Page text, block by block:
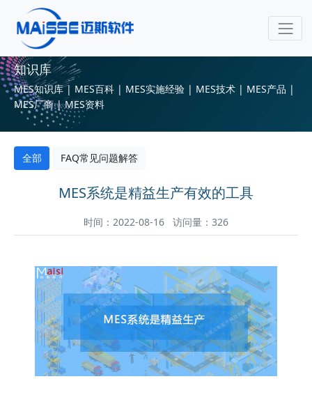
知识库
MES知识库 | MES百科 | MES实施经验 | MES技术 | MES产品 |
MES厂商 | MES资料
全部 FAQ常见问题解答
MES系统是精益生产有效的工具
时间：2022-08-16 访问量：326